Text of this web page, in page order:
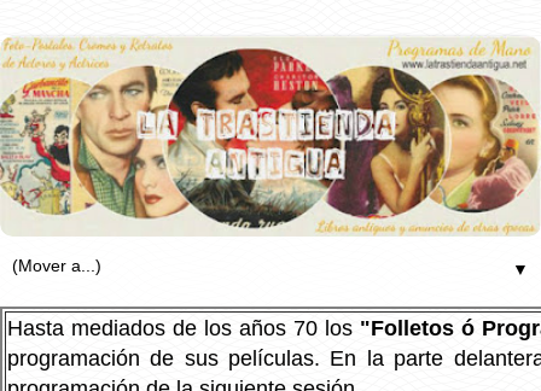
▼
Hasta mediados de los años 70 los "Folletos ó
programación de sus películas. En la parte